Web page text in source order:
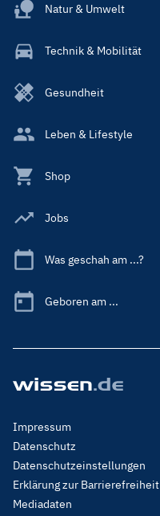
Natur & Umwelt
Technik & Mobilität
Gesundheit
Leben & Lifestyle
Shop
Jobs
Was geschah am ...?
Geboren am ...
Footer
Menu
Legal
Impressum
Datenschutz
Datenschutzeinstellungen
Erklärung zur Barrierefreiheit
Mediadaten